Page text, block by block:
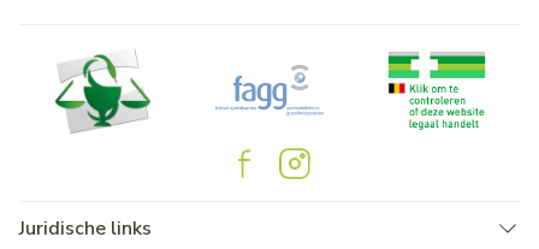
Juridische links